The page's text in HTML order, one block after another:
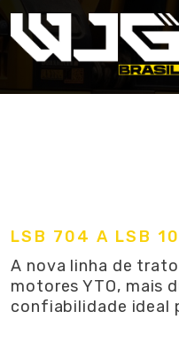
LSB 704 A LSB
A nova linha de
motores YTO, mais
confiabilidade ideal